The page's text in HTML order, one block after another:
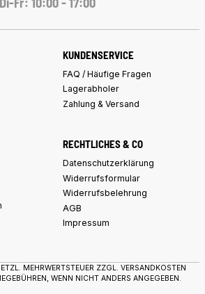
KUNDENSERVICE
FAQ / Häufige Fragen
Lagerabholer
Zahlung & Versand
RECHTLICHES & CO
Datenschutzerklärung
Widerrufsformular
Widerrufsbelehrung
AGB
Impressum
MEHRWERTSTEUER ZZGL. VERSANDKOSTEN
WENN NICHT ANDERS ANGEGEBEN.